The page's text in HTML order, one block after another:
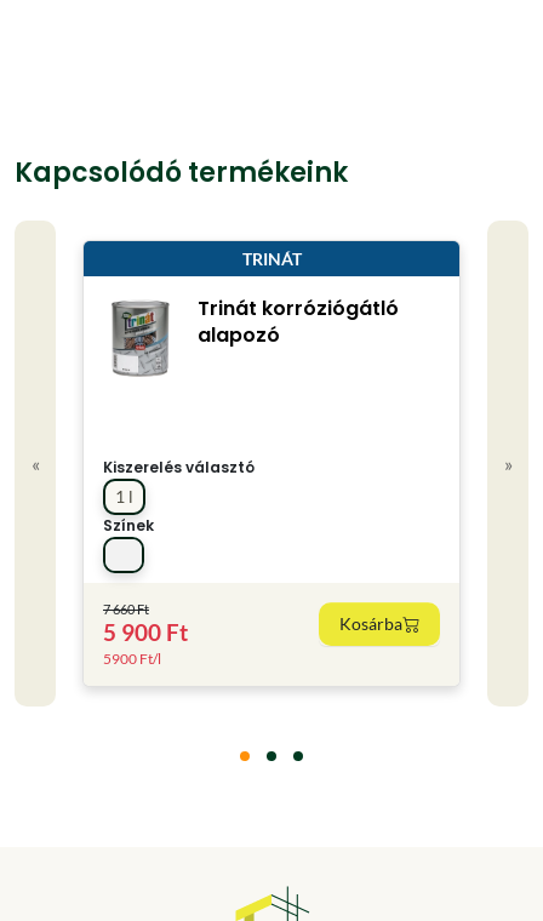
Kapcsolódó termékeink
«
TRINÁT
Trinát korróziógátló
alapozó
Kiszerelés választó
1 l
Színek
7 660 Ft
5 900 Ft
5900 Ft/l
Kosárba
»